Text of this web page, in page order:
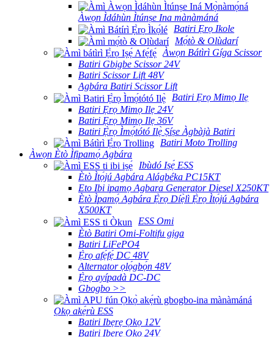
Àwọn Ìdáhùn Ìtúnṣe Ina mànàmáná
Batiri Ẹrọ Ikole
Mọ́tò & Olùdarí
Àwọn Bátìrì Gíga Scissor
Batiri Gbigbe Scissor 24V
Batiri Scissor Lift 48V
Agbára Batiri Scissor Lift
Batiri Ẹrọ Mimọ Ilẹ
Batiri Ẹrọ Mimọ Ilẹ 24V
Batiri Ẹrọ Mimọ Ilẹ 36V
Batiri Ẹ̀rọ Ìmọ́tótó Ilẹ̀ Ṣíṣe Àgbàjà Batiri
Batiri Moto Trolling
Àwọn Ètò Ìfipamọ́ Agbára
Ibùdó Iṣẹ́ ESS
Ètò Ìtọ́jú Agbára Alágbéka PC15KT
Eto Ibi ipamọ Agbara Generator Diesel X250KT
Ètò Ìpamọ́ Agbára Ẹ̀rọ Díẹ̀lì Ẹ̀rọ Ìtọ́jú Agbára
X500KT
ESS Omi
Ètò Batiri Omi-Foltifu giga
Batiri LiFePO4
Ẹ̀rọ afẹ́fẹ́ DC 48V
Alternator ọlọ́gbọ́n 48V
Ẹ̀rọ ayípadà DC-DC
Gbogbo >>
Ọkọ akẹ́rù ESS
Batiri Ibẹrẹ Ọkọ 12V
Batiri Ibẹrẹ Ọkọ 24V